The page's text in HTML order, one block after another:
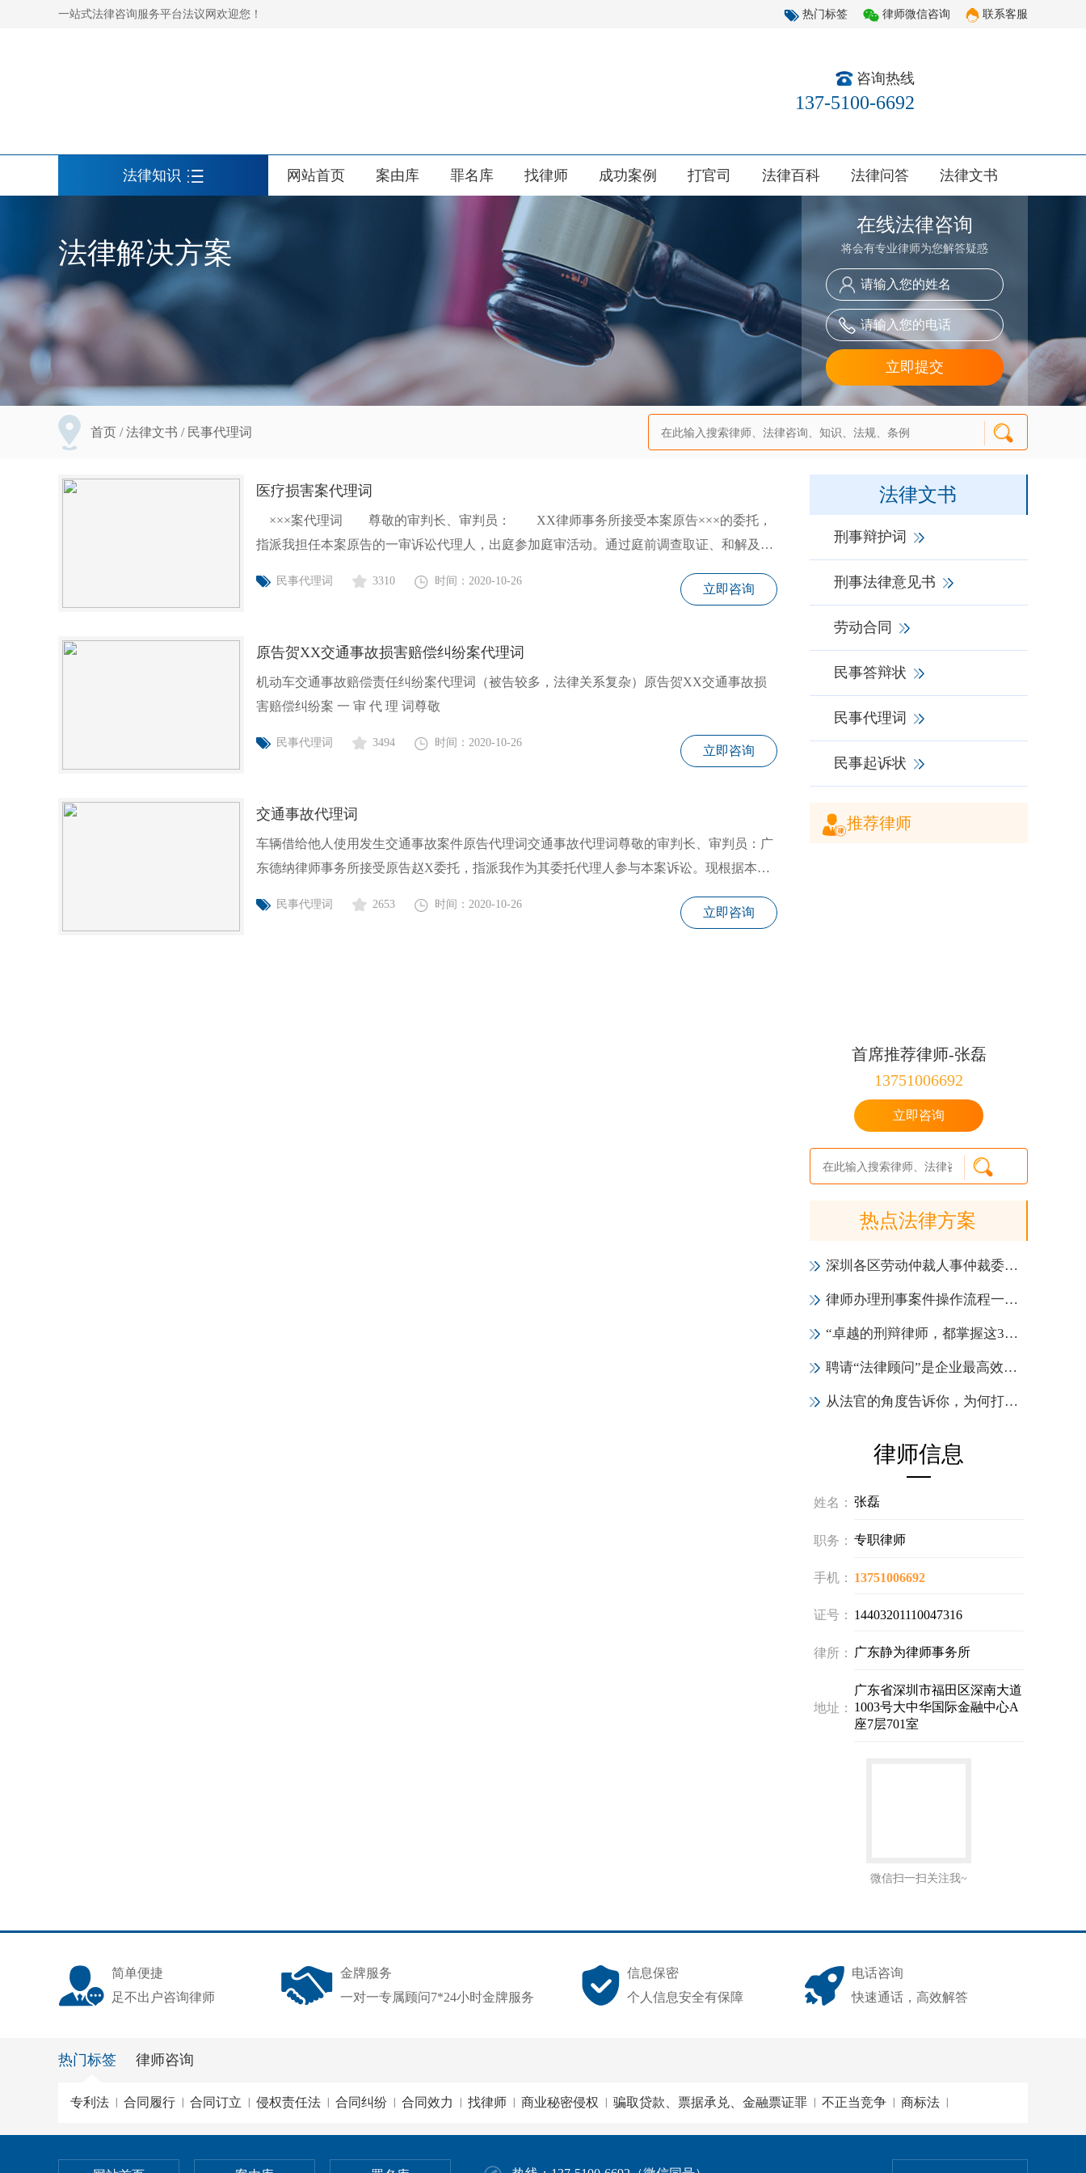
一站式法律咨询服务平台法议网欢迎您！ 热门标签 律师微信咨询 联系客服
咨询热线
137-5100-6692
法律知识 网站首页 案由库 罪名库 找律师 成功案例 打官司 法律百科 法律问答 法律文书
法律解决方案
在线法律咨询
将会有专业律师为您解答疑惑
首页 /法律文书 / 民事代理词
法律文书
刑事辩护词
刑事法律意见书
劳动合同
民事答辩状
民事代理词
民事起诉状
推荐律师
首席推荐律师-张磊
13751006692
立即咨询
热点法律方案
深圳各区劳动仲裁人事仲裁委员会一览表（地址+电话）
律师办理刑事案件操作流程一览表（2021年版）
“卓越的刑辩律师，都掌握这3大会见技巧！”
聘请“法律顾问”是企业最高效的投资，6大作用实力证明！
从法官的角度告诉你，为何打官司一定要请律师
律师信息
姓名： 张磊
职务： 专职律师
手机： 13751006692
证号： 14403201110047316
律所： 广东静为律师事务所
地址：
广东省深圳市福田区深南大道
1003号大中华国际金融中心A
座7层701室
微信扫一扫关注我~
医疗损害案代理词
×××案代理词 尊敬的审判长、审判员： XX律师事务所接受本案原告×××的委托，
指派我担任本案原告的一审诉讼代理人，出庭参加庭审活动。通过庭前调查取证、和解及法
民事代理词 3310 时间：2020-10-26
立即咨询
原告贺XX交通事故损害赔偿纠纷案代理词
机动车交通事故赔偿责任纠纷案代理词（被告较多，法律关系复杂）原告贺XX交通事故损
害赔偿纠纷案 一 审 代 理 词尊敬
民事代理词 3494 时间：2020-10-26
立即咨询
交通事故代理词
车辆借给他人使用发生交通事故案件原告代理词交通事故代理词尊敬的审判长、审判员：广
东德纳律师事务所接受原告赵X委托，指派我作为其委托代理人参与本案诉讼。现根据本案
民事代理词 2653 时间：2020-10-26
立即咨询
简单便捷
足不出户咨询律师
金牌服务
一对一专属顾问7*24小时金牌服务
信息保密
个人信息安全有保障
电话咨询
快速通话，高效解答
热门标签 律师咨询
专利法 | 合同履行 | 合同订立 | 侵权责任法 | 合同纠纷 | 合同效力 | 找律师 | 商业秘密侵权 | 骗取贷款、票据承兑、金融票证罪 | 不正当竞争 | 商标法 |